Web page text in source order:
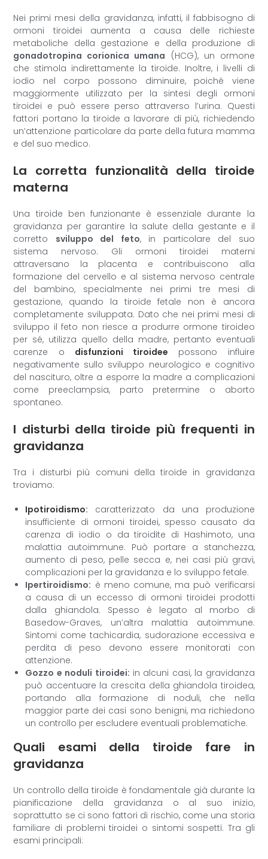
Nei primi mesi della gravidanza, infatti, il fabbisogno di
ormoni tiroidei aumenta a causa delle richieste
metaboliche della gestazione e della produzione di
gonadotropina corionica umana (HCG), un ormone
che stimola indirettamente la tiroide. Inoltre, i livelli di
iodio nel corpo possono diminuire, poiché viene
maggiormente utilizzato per la sintesi degli ormoni
tiroidei e può essere perso attraverso l’urina. Questi
fattori portano la tiroide a lavorare di più, richiedendo
un’attenzione particolare da parte della futura mamma
e del suo medico.
La corretta funzionalità della tiroide
materna
Una tiroide ben funzionante è essenziale durante la
gravidanza per garantire la salute della gestante e il
corretto sviluppo del feto, in particolare del suo
sistema nervoso. Gli ormoni tiroidei materni
attraversano la placenta e contribuiscono alla
formazione del cervello e al sistema nervoso centrale
del bambino, specialmente nei primi tre mesi di
gestazione, quando la tiroide fetale non è ancora
completamente sviluppata. Dato che nei primi mesi di
sviluppo il feto non riesce a produrre ormone tiroideo
per sé, utilizza quello della madre, pertanto eventuali
carenze o disfunzioni tiroidee possono influire
negativamente sullo sviluppo neurologico e cognitivo
del nascituro, oltre a esporre la madre a complicazioni
come preeclampsia, parto pretermine o aborto
spontaneo.
I disturbi della tiroide più frequenti in
gravidanza
Tra i disturbi più comuni della tiroide in gravidanza
troviamo:
Ipotiroidismo: caratterizzato da una produzione
insufficiente di ormoni tiroidei, spesso causato da
carenza di iodio o da tiroidite di Hashimoto, una
malattia autoimmune. Può portare a stanchezza,
aumento di peso, pelle secca e, nei casi più gravi,
complicazioni per la gravidanza e lo sviluppo fetale.
Ipertiroidismo: è meno comune, ma può verificarsi
a causa di un eccesso di ormoni tiroidei prodotti
dalla ghiandola. Spesso è legato al morbo di
Basedow-Graves, un’altra malattia autoimmune.
Sintomi come tachicardia, sudorazione eccessiva e
perdita di peso devono essere monitorati con
attenzione.
Gozzo e noduli tiroidei: in alcuni casi, la gravidanza
può accentuare la crescita della ghiandola tiroidea,
portando alla formazione di noduli, che nella
maggior parte dei casi sono benigni, ma richiedono
un controllo per escludere eventuali problematiche.
Quali esami della tiroide fare in
gravidanza
Un controllo della tiroide è fondamentale già durante la
pianificazione della gravidanza o al suo inizio,
soprattutto se ci sono fattori di rischio, come una storia
familiare di problemi tiroidei o sintomi sospetti. Tra gli
esami principali: